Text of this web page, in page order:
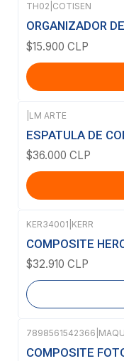
TH02 COTISEN
ORGANIZADOR
$15.900 CLP
LM ARTE
ESPATULA DE
$36.000 CLP
Agotado
KER34001 KERR
COMPOSITE
$32.910 CLP
7898561542366
COMPOSITE